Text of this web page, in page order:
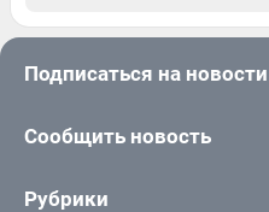
Подписаться на новости
Сообщить новость
Рубрики